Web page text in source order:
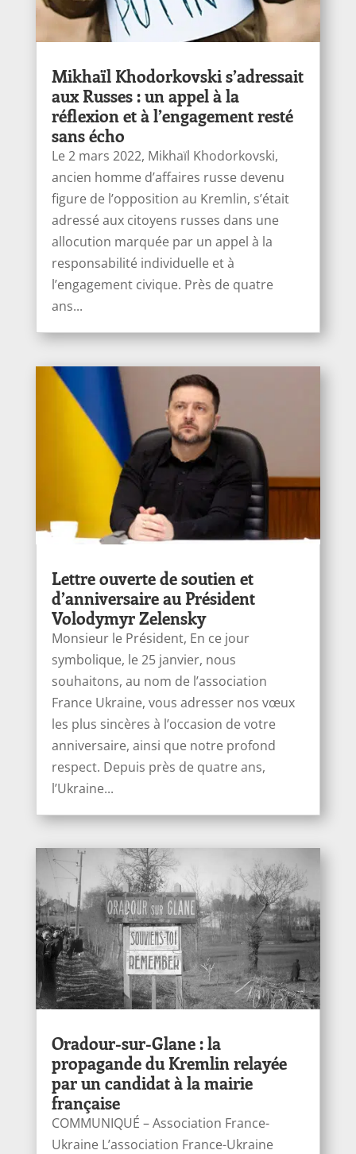
Mikhaïl Khodorkovski s’adressait
aux Russes : un appel à la
réflexion et à l’engagement resté
sans écho
Le 2 mars 2022, Mikhaïl Khodorkovski,
ancien homme d’affaires russe devenu
figure de l’opposition au Kremlin, s’était
adressé aux citoyens russes dans une
allocution marquée par un appel à la
responsabilité individuelle et à
l’engagement civique. Près de quatre
ans...
Lettre ouverte de soutien et
d’anniversaire au Président
Volodymyr Zelensky
Monsieur le Président, En ce jour
symbolique, le 25 janvier, nous
souhaitons, au nom de l’association
France Ukraine, vous adresser nos vœux
les plus sincères à l’occasion de votre
anniversaire, ainsi que notre profond
respect. Depuis près de quatre ans,
l’Ukraine...
Oradour-sur-Glane : la
propagande du Kremlin relayée
par un candidat à la mairie
française
COMMUNIQUÉ – Association France-
Ukraine L’association France-Ukraine